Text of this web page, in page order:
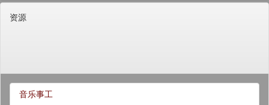
资源
音乐事工